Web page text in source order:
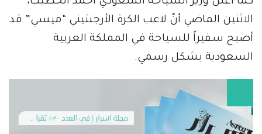
الاثنين الماضي أنّ لاعب الكرة الأرجنتيني “ميسي” قد
أصبح سفيراً للسياحة في المملكة العربية
السعودية بشكل رسمي.